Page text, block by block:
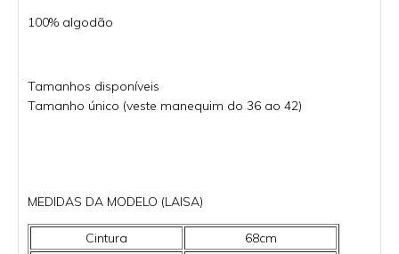
100% algodão
Tamanhos disponíveis
Tamanho único (veste manequim do 36 ao 42)
MEDIDAS DA MODELO (LAISA)
Cintura
68cm